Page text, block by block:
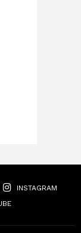
INSTAGRAM